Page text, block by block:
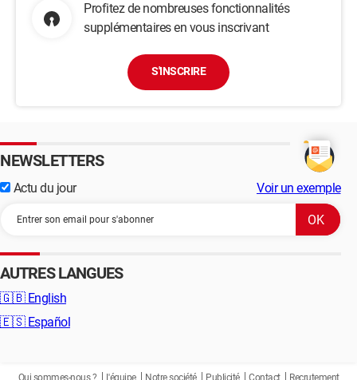
Profitez de nombreuses fonctionnalités
supplémentaires en vous inscrivant
S'INSCRIRE
NEWSLETTERS
Actu du jour Voir un exemple
AUTRES LANGUES
🇬🇧 English
🇪🇸 Español
Qui sommes-nous ? L'équipe Notre société Publicité Contact Recrutement